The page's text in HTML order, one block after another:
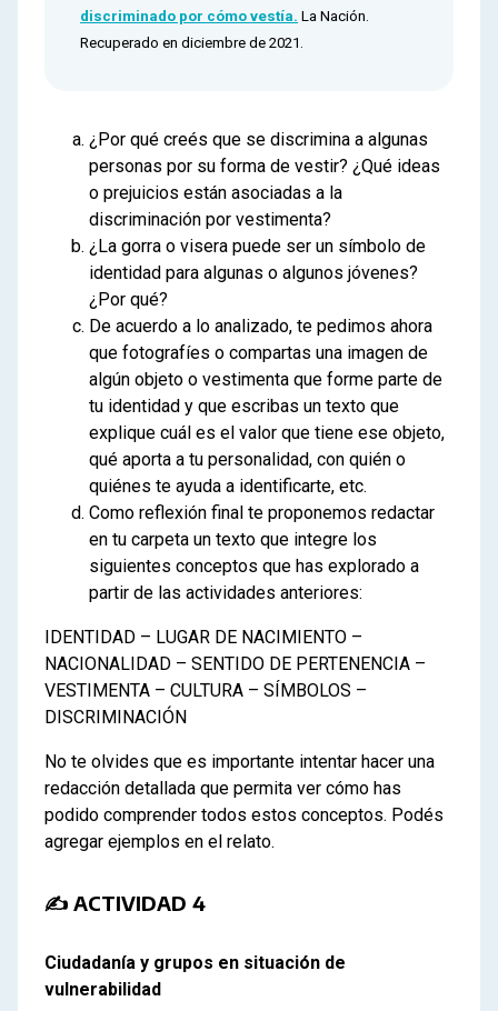
discriminado por cómo vestía. La Nación.
Recuperado en diciembre de 2021.
¿Por qué creés que se discrimina a algunas
personas por su forma de vestir? ¿Qué ideas
o prejuicios están asociadas a la
discriminación por vestimenta?
¿La gorra o visera puede ser un símbolo de
identidad para algunas o algunos jóvenes?
¿Por qué?
De acuerdo a lo analizado, te pedimos ahora
que fotografíes o compartas una imagen de
algún objeto o vestimenta que forme parte de
tu identidad y que escribas un texto que
explique cuál es el valor que tiene ese objeto,
qué aporta a tu personalidad, con quién o
quiénes te ayuda a identificarte, etc.
Como reflexión final te proponemos redactar
en tu carpeta un texto que integre los
siguientes conceptos que has explorado a
partir de las actividades anteriores:
IDENTIDAD – LUGAR DE NACIMIENTO –
NACIONALIDAD – SENTIDO DE PERTENENCIA –
VESTIMENTA – CULTURA – SÍMBOLOS –
DISCRIMINACIÓN
No te olvides que es importante intentar hacer una
redacción detallada que permita ver cómo has
podido comprender todos estos conceptos. Podés
agregar ejemplos en el relato.
✍ ACTIVIDAD 4
Ciudadanía y grupos en situación de
vulnerabilidad